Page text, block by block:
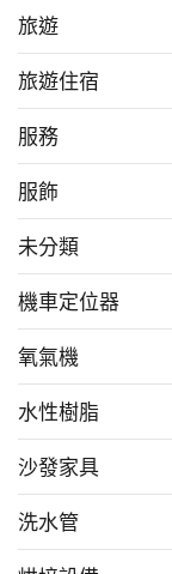
旅遊
旅遊住宿
服務
服飾
未分類
機車定位器
氧氣機
水性樹脂
沙發家具
洗水管